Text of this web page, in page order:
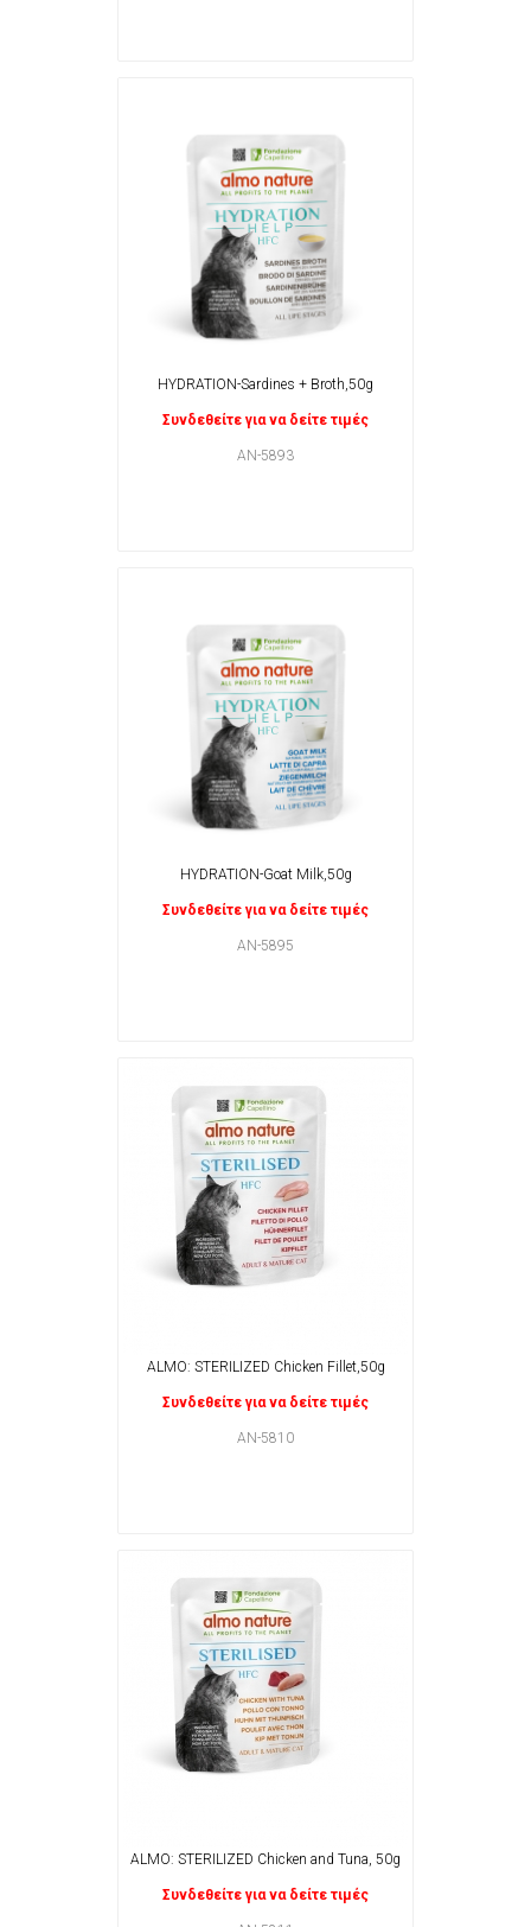
HYDRATION-Sardines + Broth,50g
Συνδεθείτε για να δείτε τιμές
AN-5893
HYDRATION-Goat Milk,50g
Συνδεθείτε για να δείτε τιμές
AN-5895
ALMO: STERILIZED Chicken Fillet,50g
Συνδεθείτε για να δείτε τιμές
ΑΝ-5810
ALMO: STERILIZED Chicken and Tuna, 50g
Συνδεθείτε για να δείτε τιμές